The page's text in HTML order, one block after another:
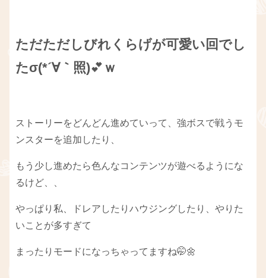
ただただしびれくらげが可愛い回でし
たσ(*´∀｀照)💕 ｗ
ストーリーをどんどん進めていって、強ボスで戦うモ
ンスターを追加したり、
もう少し進めたら色んなコンテンツが遊べるようにな
るけど、、
やっぱり私、ドレアしたりハウジングしたり、やりた
いことが多すぎて
まったりモードになっちゃってますね🤭🌼